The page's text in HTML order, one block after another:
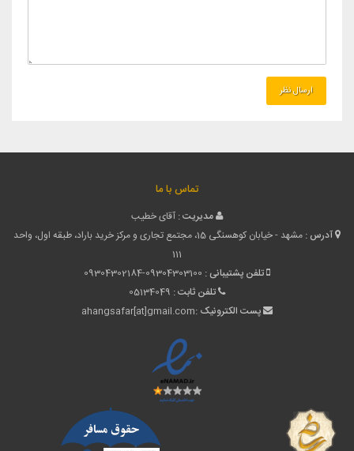
تماس با ما
مدیریت : آقای خطیب
آدرس :
مشهد - خیابان کوهسنگی 15، مجتمع تجاری و مرکز خرید باراد، طبقه اول، واحد
111
تلفن پشتیبانی : 09304302184-09304303100
تلفن ثابت : 05134049
پست الکترونیک :ahangsafar[at]gmail.com